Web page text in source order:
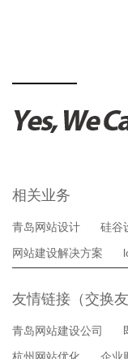
相关业务
青岛网站设计 硅谷
网站建设解决方案
友情链接（交换
青岛网站建设公司